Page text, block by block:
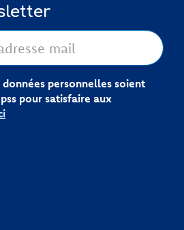
données personnelles soient
pour satisfaire aux